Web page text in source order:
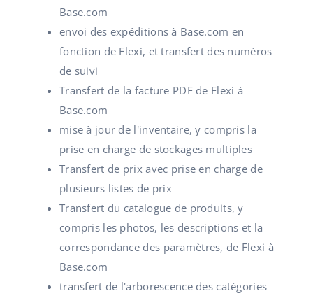
Base.com
envoi des expéditions à Base.com en
fonction de Flexi, et transfert des numéros
de suivi
Transfert de la facture PDF de Flexi à
Base.com
mise à jour de l'inventaire, y compris la
prise en charge de stockages multiples
Transfert de prix avec prise en charge de
plusieurs listes de prix
Transfert du catalogue de produits, y
compris les photos, les descriptions et la
correspondance des paramètres, de Flexi à
Base.com
transfert de l'arborescence des catégories